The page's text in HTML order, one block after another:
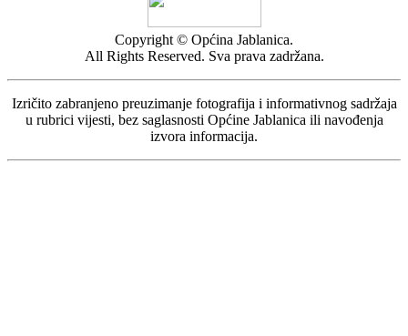
Copyright © Općina Jablanica.
All Rights Reserved. Sva prava zadržana.
Izričito zabranjeno preuzimanje fotografija i informativnog sadržaja
u rubrici vijesti, bez saglasnosti Općine Jablanica ili navođenja
izvora informacija.